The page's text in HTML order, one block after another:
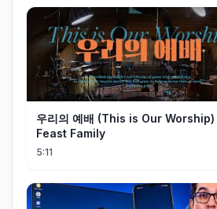
우리의 예배 (This is Our Worship) |
Feast Family
5:11